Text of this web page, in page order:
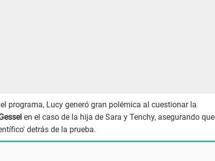
programa, Lucy generó gran polémica al cuestionar la
en el caso de la hija de Sara y Tenchy, asegurando que
detrás de la prueba.